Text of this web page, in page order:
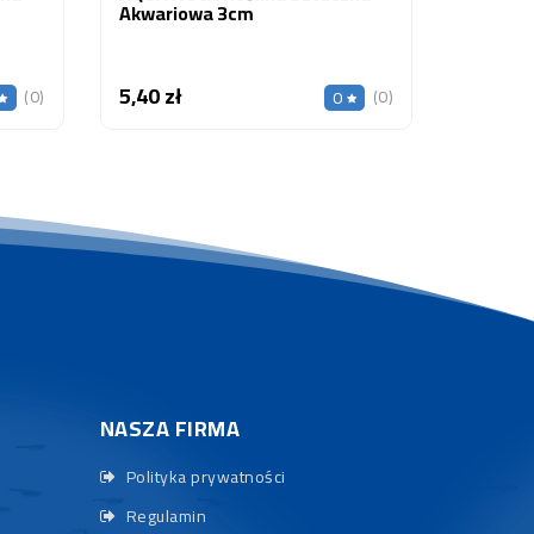
(0)
Akwariowa 3cm
5,40 złCena 0 (0)
NASZA FIRMA
Polityka prywatności
Regulamin